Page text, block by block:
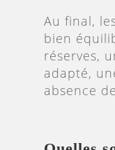
Au final,
bien
réserves,
adapté,
absence